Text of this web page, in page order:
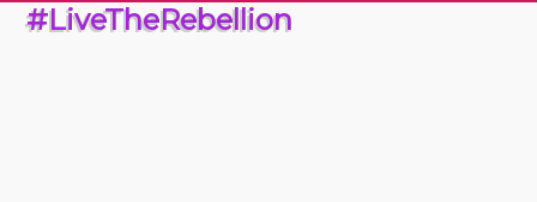
#LiveTheRebellion